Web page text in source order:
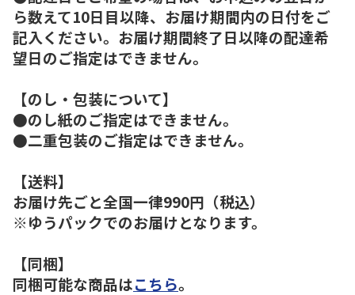
ら数えて10日目以降、お届け期間内の日付をご
記入ください。お届け期間終了日以降の配達希
望日のご指定はできません。
【のし・包装について】
●のし紙のご指定はできません。
●二重包装のご指定はできません。
【送料】
お届け先ごと全国一律990円（税込）
※ゆうパックでのお届けとなります。
【同梱】
同梱可能な商品はこちら。